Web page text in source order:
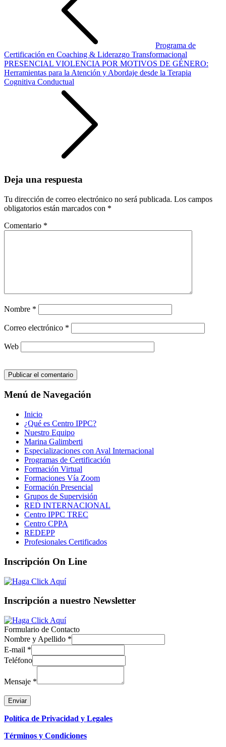
Programa de
Certificación en Coaching & Liderazgo Transformacional
PRESENCIAL VIOLENCIA POR MOTIVOS DE GÉNERO:
Herramientas para la Atención y Abordaje desde la Terapia
Cognitiva Conductual
Deja una respuesta
Tu dirección de correo electrónico no será publicada. Los campos
obligatorios están marcados con *
Comentario *
Nombre *
Correo electrónico *
Web
Menú de Navegación
Inicio
¿Qué es Centro IPPC?
Nuestro Equipo
Marina Galimberti
Especializaciones con Aval Internacional
Programas de Certificación
Formación Virtual
Formaciones Vía Zoom
Formación Presencial
Grupos de Supervisión
RED INTERNACIONAL
Centro IPPC TREC
Centro CPPA
REDEPP
Profesionales Certificados
Inscripción On Line
Inscripción a nuestro Newsletter
Formulario de Contacto
Nombre y Apellido *
E-mail *
Teléfono
Mensaje *
Enviar
Política de Privacidad y Legales
Términos y Condiciones